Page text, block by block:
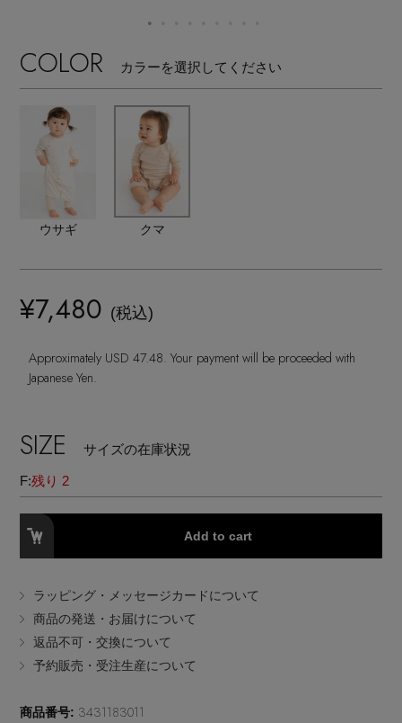
【レース】上品な透け感
【限定】ここでしか買えないアイテム
【ペプラム】トレンドシルエット
『ELLE』最新号掲載
カットソー・Tシャツ
ワンピース・チュニック
パンツ
スカート
コート
ルームウェア・パジャマ
サンダル
パンプス
スニーカー
フラットシューズ
レインシューズ
ブーツ
ショルダーバッグ
トートバッグ
財布・小物
ボディバッグ・ウェストポーチ
ボストンバッグ
すべてのファッション小物
ストール・マフラー・ケープ
帽子・イヤーマフ
スマートフォンケース・タブレットケース
アイウェア
グローブ
レッグウェア
ポーチ
チャーム・ストラップ
アクセサリー
すべてのアクセサリー
ピアス・イヤリング
バングル・ブレスレット
リング
チャーム
ランジェリー
すべてのランジェリー
インナー
スポーツ
すべてのスポーツ
シューズ
水着・スイムウェア
BRAND NEWS
HOT STYLE
EDITOR'S CLOSET
COLOR カラーを選択してください
ウサギ クマ
¥7,480 (税込)
Approximately USD 47.48. Your payment will be proceeded with
Japanese Yen.
SIZE サイズの在庫状況
F:残り 2
Add to cart
ラッピング・メッセージカードについて
商品の発送・お届けについて
返品不可・交換について
予約販売・受注生産について
商品番号: 3431183011